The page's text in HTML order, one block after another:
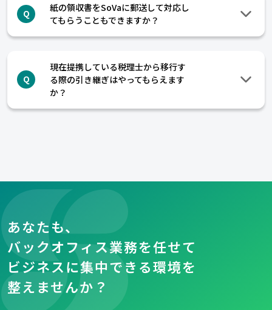
Q
紙の領収書をSoVaに郵送して対応し
てもらうこともできますか？
Q
現在提携している税理士から移行す
る際の引き継ぎはやってもらえます
か？
あなたも、
バックオフィス業務を任せて
ビジネスに集中できる環境を
整えませんか？